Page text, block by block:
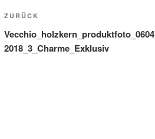
Beitragsnavigation
Vorheriger
Beitrag
ZURÜCK
Vecchio_holzkern_produktfoto_0604
2018_3_Charme_Exklusiv